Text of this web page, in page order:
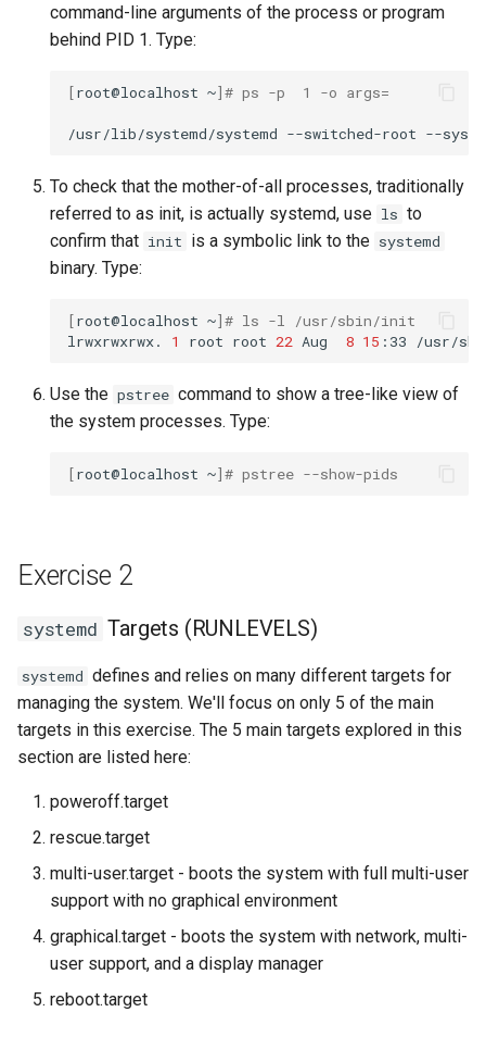
command-line arguments of the process or program
behind PID 1. Type:
[root@localhost ~]# ps -p  1 -o args=
/usr/lib/systemd/systemd --switched-root --
To check that the mother-of-all processes, traditionally
referred to as init, is actually systemd, use ls to
confirm that init is a symbolic link to the systemd
binary. Type:
[root@localhost ~]# ls -l /usr/sbin/init
lrwxrwxrwx.
1 root root 22 Aug 8 15 :33 /usr/
Use the pstree command to show a tree-like view of
the system processes. Type:
[root@localhost ~]# pstree --show-pids
Exercise 2
systemd Targets (RUNLEVELS)
systemd defines and relies on many different targets for
managing the system. We'll focus on only 5 of the main
targets in this exercise. The 5 main targets explored in this
section are listed here:
poweroff.target
rescue.target
multi-user.target - boots the system with full multi-user
support with no graphical environment
graphical.target - boots the system with network, multi-
user support, and a display manager
reboot.target